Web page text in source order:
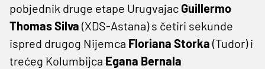
pobjednik druge etape Urugvajac Guillermo
Thomas Silva (XDS-Astana) s četiri sekunde
ispred drugog Nijemca Floriana Storka (Tudor) i
trećeg Kolumbijca Egana Bernala